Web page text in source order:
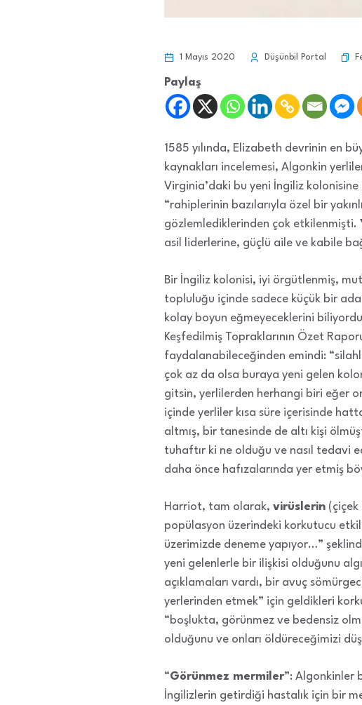
1 Mayıs 2020 Düşünbil Portal
Paylaş
1585 yılında, Elizabeth devrinin en
kaynakları incelemesi, Algonkin
Virginia’daki bu yeni İngiliz
“rahiplerinin bazılarıyla özel bir
gözlemlediklerinden çok etkilenmişti.
asil liderlerine, güçlü aile ve kabile
Bir İngiliz kolonisi, iyi örgütlenmiş,
topluluğu içinde sadece küçük bir
kolay boyun eğmeyeceklerini
Keşfedilmiş Topraklarının Özet
faydalanabileceğinden emindi:
çok az da olsa buraya yeni gelen
gitsin, yerlilerden herhangi biri eğer
içinde yerliler kısa süre içerisinde
altmış, bir tanesinde de altı kişi
tuhaftır ki ne olduğu ve nasıl tedavi
daha önce hafızalarında yer etmiş
Harriot, tam olarak, virüslerin (çiçek
popülasyon üzerindeki korkutucu
üzerimizde deneme yapıyor…”
yeni gelenlerle bir ilişkisi olduğunu
açıklamaları vardı, bir avuç
yerlerinden etmek” için geldikleri
“boşlukta, görünmez ve bedensiz
olduğunu ve onları öldüreceğimizi
“Görünmez mermiler”: Algonkinler
İngilizlerin getirdiği hastalık için bir